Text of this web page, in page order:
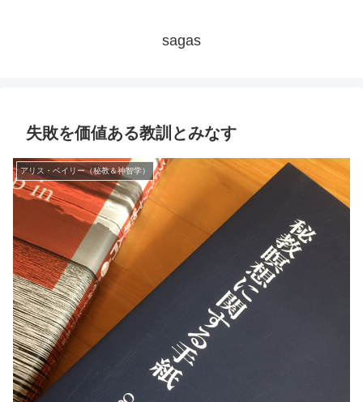
sagas
失敗を価値ある教訓とみなす
アリス・ベイリー（秘教＆神智学）